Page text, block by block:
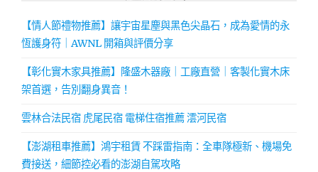
【情人節禮物推薦】讓宇宙星塵與黑色尖晶石，成為愛情的永
恆護身符｜AWNL 開箱與評價分享
【彰化實木家具推薦】隆盛木器廠｜工廠直營｜客製化實木床
架首選，告別翻身異音！
雲林合法民宿 虎尾民宿 電梯住宿推薦 澐河民宿
【澎湖租車推薦】鴻宇租賃 不踩雷指南：全車隊極新、機場免
費接送，細節控必看的澎湖自駕攻略